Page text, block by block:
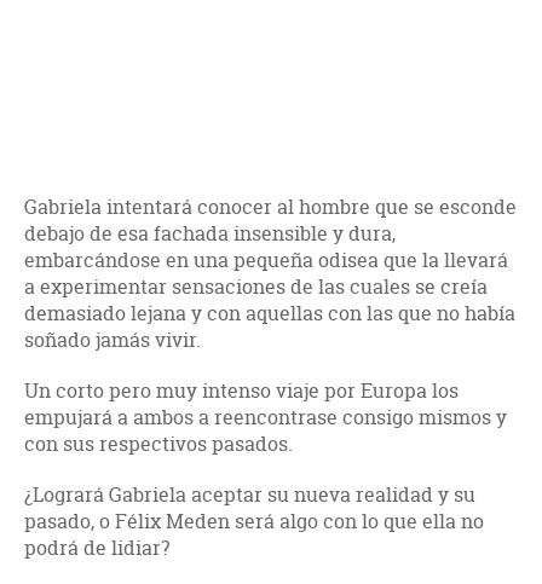
Gabriela intentará conocer al hombre que se esconde
debajo de esa fachada insensible y dura,
embarcándose en una pequeña odisea que la llevará
a experimentar sensaciones de las cuales se creía
demasiado lejana y con aquellas con las que no había
soñado jamás vivir.
Un corto pero muy intenso viaje por Europa los
empujará a ambos a reencontrase consigo mismos y
con sus respectivos pasados.
¿Logrará Gabriela aceptar su nueva realidad y su
pasado, o Félix Meden será algo con lo que ella no
podrá de lidiar?